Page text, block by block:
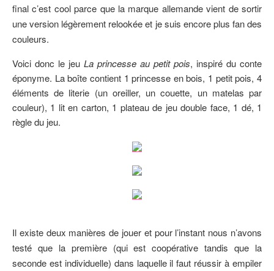
final c’est cool parce que la marque allemande vient de sortir
une version légèrement relookée et je suis encore plus fan des
couleurs.
Voici donc le jeu La princesse au petit pois, inspiré du conte
éponyme. La boîte contient 1 princesse en bois, 1 petit pois, 4
éléments de literie (un oreiller, un couette, un matelas par
couleur), 1 lit en carton, 1 plateau de jeu double face, 1 dé, 1
règle du jeu.
Il existe deux manières de jouer et pour l’instant nous n’avons
testé que la première (qui est coopérative tandis que la
seconde est individuelle) dans laquelle il faut réussir à empiler